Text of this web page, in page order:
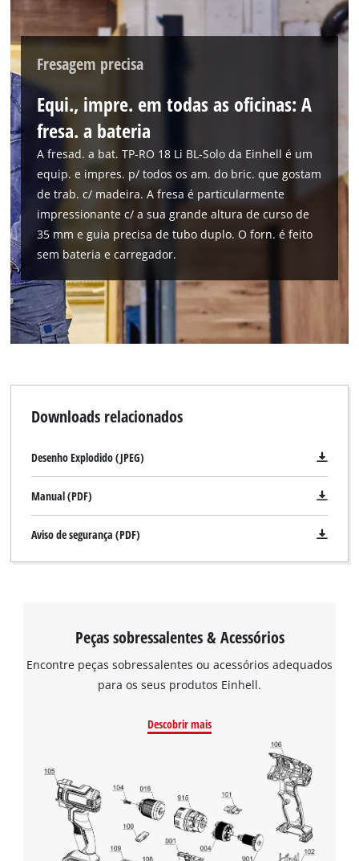
Fresagem precisa
Equi., impre. em todas as oficinas: A
fresa. a bateria
A fresad. a bat. TP-RO 18 Li BL-Solo da Einhell é um
equip. e impres. p/ todos os am. do bric. que gostam
de trab. c/ madeira. A fresa é particularmente
impressionante c/ a sua grande altura de curso de
35 mm e guia precisa de tubo duplo. O forn. é feito
sem bateria e carregador.
Downloads relacionados
Desenho Explodido (JPEG)
Manual (PDF)
Aviso de segurança (PDF)
Peças sobressalentes & Acessórios
Encontre peças sobressalentes ou acessórios adequados
para os seus produtos Einhell.
Descobrir mais